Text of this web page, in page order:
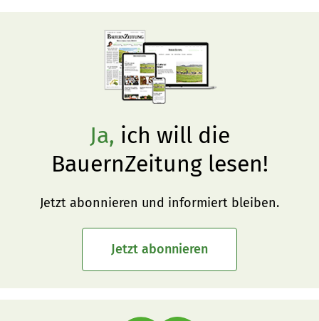
Ja, ich will die
BauernZeitung lesen!
Jetzt abonnieren und informiert bleiben.
Jetzt abonnieren